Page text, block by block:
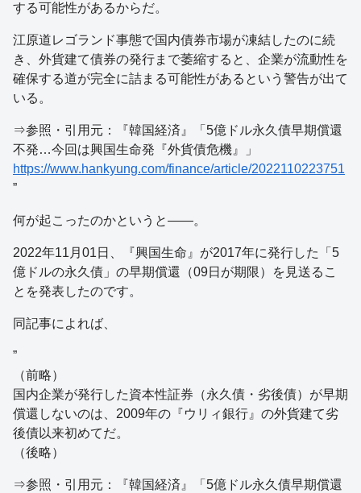
する可能性があるからだ。
江原道レゴランド事態で国内債券市場が凍結したのに続
き、外貨建て債券の発行まで萎縮すると、企業が流動性を
確保する道が完全に詰まる可能性があるという警告が出て
いる。
⇒参照・引用元：『韓国経済』「5億ドル永久債早期償還
不発…今回は興国生命発『外貨債危機』」
https://www.hankyung.com/finance/article/2022110223751
”
何が起こったのかというと――。
2022年11月01日、『興国生命』が2017年に発行した「5
億ドルの永久債」の早期償還（09日が期限）を見送るこ
とを発表したのです。
同記事によれば、
”
（前略）
国内企業が発行した資本性証券（永久債・劣後債）が早期
償還しないのは、2009年の『ウリィ銀行』の外貨建て劣
後債以来初めてだ。
（後略）
⇒参照・引用元：『韓国経済』「5億ドル永久債早期償還